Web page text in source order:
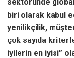
sektöründe
biri olarak kabul
yenilikçilik,
çok sayıda
iyilerin en iyisi”